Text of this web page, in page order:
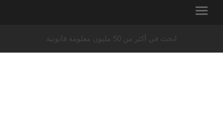
ابحث في أكثر من 50 مليون معلومة قانونية